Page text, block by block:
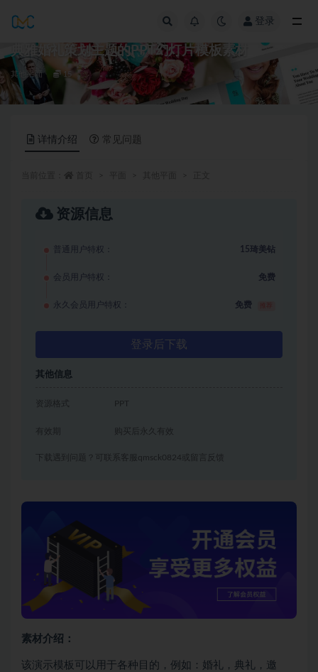
登录
典雅婚礼策划主题的PPT幻灯片模板素材
其他平面 15
详情介绍 常见问题
资源信息
普通用户特权： 15琦美钻
会员用户特权： 免费
永久会员用户特权： 免费
登录后下载
其他信息
资源格式
有效期 购买后永久有效
下载遇到问题？可联系客服qmsck0824或留言反馈
素材介绍：
该演示模板可以用于各种目的，例如：婚礼，典礼，邀